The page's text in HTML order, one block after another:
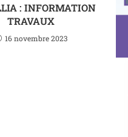
: INFORMATION
TRAVAUX
16 novembre 2023